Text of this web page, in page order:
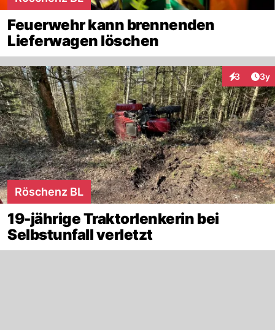
Feuerwehr kann brennenden
Lieferwagen löschen
3 3y
Röschenz BL
19-jährige Traktorlenkerin bei
Selbstunfall verletzt